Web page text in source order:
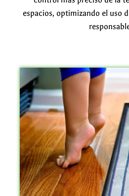
espacios, optimizando el uso